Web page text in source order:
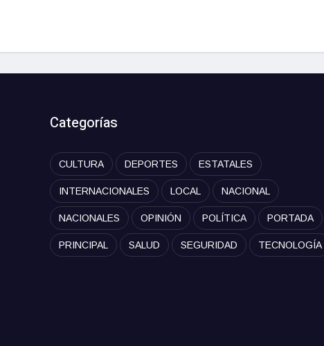
Categorías
CULTURA DEPORTES ESTATALES
INTERNACIONALES LOCAL NACIONAL
NACIONALES OPINIÓN POLÍTICA PORTADA
PRINCIPAL SALUD SEGURIDAD TECNOLOGÍA